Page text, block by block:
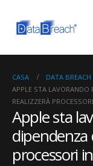
CASA
DATA
APPLE STA LAVORANDO
REALIZZERÀ
Apple sta
dipendenza
processori